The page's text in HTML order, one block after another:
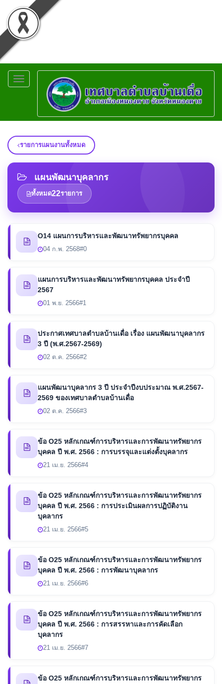
Toggle
navigation
รายการแผนงานทั้งหมด
แผนพัฒนาบุคลากร
ทั้งหมด22รายการ
O14 แผนการบริหารและพัฒนาทรัพยากรบุคคล
04 ก.พ. 2568#0
แผนการบริหารและพัฒนาทรัพยากรบุคคล ประจำปี
2567
01 พ.ย. 2566#1
ประกาศเทศบาลตำบลบ้านเดื่อ เรื่อง แผนพัฒนาบุคลากร
3 ปี (พ.ศ.2567-2569)
02 ต.ค. 2566#2
แผนพัฒนาบุคลากร 3 ปี ประจำปีงบประมาณ พ.ศ.2567-
2569 ของเทศบาลตำบลบ้านเดื่อ
02 ต.ค. 2566#3
ข้อ O25 หลักเกณฑ์การบริหารและการพัฒนาทรัพยากร
บุคคล ปี พ.ศ. 2566 : การบรรจุและแต่งตั้งบุคลากร
21 เม.ย. 2566#4
ข้อ O25 หลักเกณฑ์การบริหารและการพัฒนาทรัพยากร
บุคคล ปี พ.ศ. 2566 : การประเมินผลการปฏิบัติงาน
บุคลากร
21 เม.ย. 2566#5
ข้อ O25 หลักเกณฑ์การบริหารและการพัฒนาทรัพยากร
บุคคล ปี พ.ศ. 2566 : การพัฒนาบุคลากร
21 เม.ย. 2566#6
ข้อ O25 หลักเกณฑ์การบริหารและการพัฒนาทรัพยากร
บุคคล ปี พ.ศ. 2566 : การสรรหาและการคัดเลือก
บุคลากร
21 เม.ย. 2566#7
ข้อ O25 หลักเกณฑ์การบริหารและการพัฒนาทรัพยากร